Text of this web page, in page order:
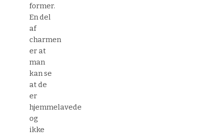
former.
En del
af
charmen
er at
man
kan se
at de
er
hjemmelavede
og
ikke